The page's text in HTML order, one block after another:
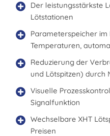
Der leistungsstärkste
Lötstationen
Parameterspeicher im
Temperaturen,
Reduzierung der
und Lötspitzen) durch
Visuelle
Signalfunktion
Wechselbare XHT
Preisen